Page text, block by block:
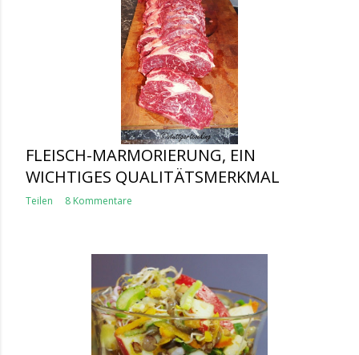
FLEISCH-MARMORIERUNG, EIN
WICHTIGES QUALITÄTSMERKMAL
Teilen 8 Kommentare